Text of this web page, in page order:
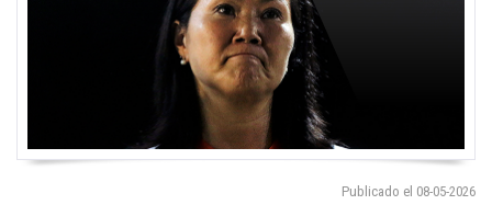
Publicado el 08-05-2026